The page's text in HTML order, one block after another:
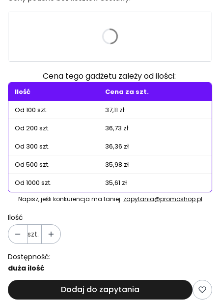
Poszczególne warianty mogą różnić się ceną
Cena tego gadżetu zależy od ilości:
Ilość
Cena za szt.
Od 100 szt.
37,11 zł
Od 200 szt.
36,73 zł
Od 300 szt.
36,36 zł
Od 500 szt.
35,98 zł
Od 1000 szt.
35,61 zł
Napisz, jeśli konkurencja ma taniej: zapytania@promoshop.pl
Ilość
szt.
Dostępność:
duża ilość
Dodaj do zapytania